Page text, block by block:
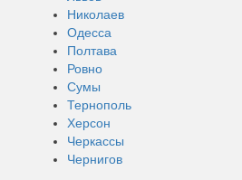
Николаев
Одесса
Полтава
Ровно
Сумы
Тернополь
Херсон
Черкассы
Чернигов